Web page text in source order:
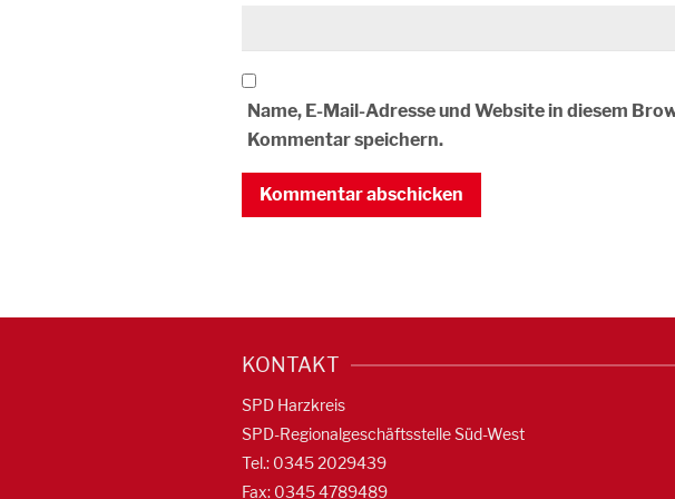
Name, E-Mail-Adresse und Website in diesem
Kommentar speichern.
KONTAKT
SPD Harzkreis
SPD-Regionalgeschäftsstelle Süd-West
Tel.: 0345 2029439
Fax: 0345 4789489